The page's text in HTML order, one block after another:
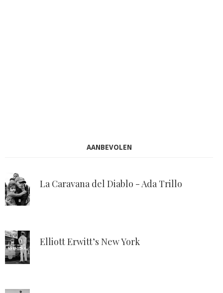
AANBEVOLEN
La Caravana del Diablo - Ada Trillo
Elliott Erwitt’s New York